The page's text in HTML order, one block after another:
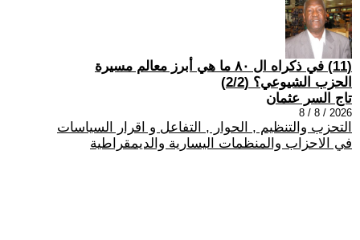
(11) في ذكراه ال ٨٠ ما هي أبرز معالم مسيرة
الحزب الشيوعي؟ (2/2)
تاج السر عثمان
2026 / 8 / 8
التحزب والتنظيم , الحوار , التفاعل و اقرار السياسات
في الاحزاب والمنظمات اليسارية والديمقراطية